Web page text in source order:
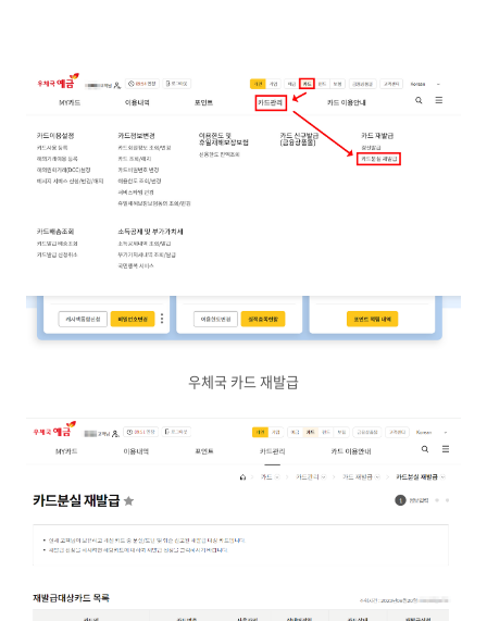
우체국 카드 재발급